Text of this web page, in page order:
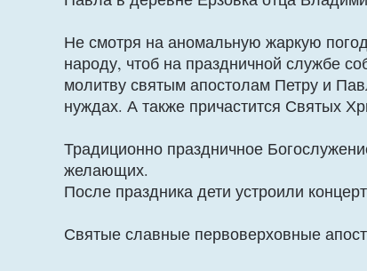
Не смотря на аномальную жаркую
народу, чтоб на праздничной службе
молитву святым апостолам Петру и
нуждах. А также причастится Святых
Традиционно праздничное
желающих.
После праздника дети устроили
Святые славные первоверховные